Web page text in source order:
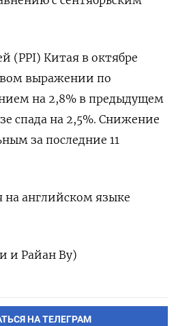
(PPI) Китая в октябре
выражении по
на 2,8% в предыдущем
спада на 2,5%. Снижение
за последние 11
английском языке
и Райан Ву)
НА ТЕЛЕГРАМ